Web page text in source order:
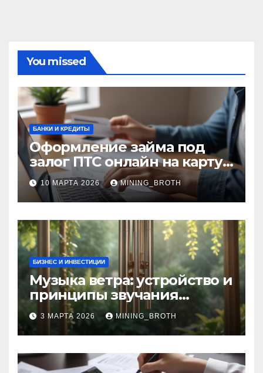
You missed
БАНКИ И КРЕДИТЫ
Оформление займа под
залог ПТС онлайн на карту
без визита в офис: порядок,
требования и документы
10 МАРТА 2026 MINING_BROTH
БИЗНЕС И ИНВЕСТИЦИИ
Музыка ветра: устройство и
принципы звучания
колокольчиков
3 МАРТА 2026 MINING_BROTH